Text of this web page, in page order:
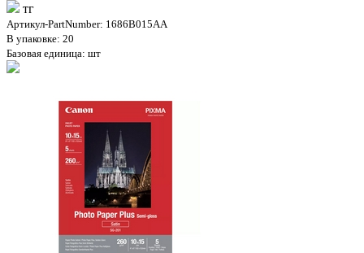
тг
Артикул-PartNumber: 1686B015AA
В упаковке: 20
Базовая единица: шт